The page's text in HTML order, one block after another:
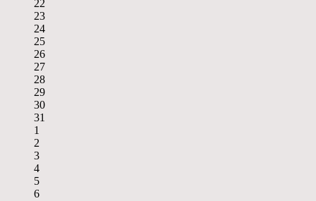
22
23
24
25
26
27
28
29
30
31
1
2
3
4
5
6